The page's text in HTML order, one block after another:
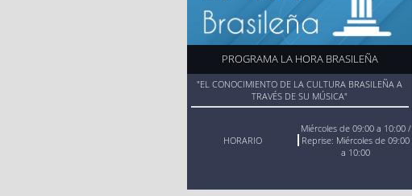
PROGRAMA LA HORA BRASILEÑA
"EL CONOCIMIENTO DE LA CULTURA BRASILEÑA A
TRAVÉS DE SU MÚSICA"
HORARIO
Miércoles de 09:00 a 10:00 /
Reprise: Miércoles de 09:00
a 10:00